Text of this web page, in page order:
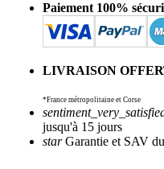
Paiement 100%
LIVRAISON
*France métropolitaine et Corse
jusqu'à 15 jours
starGarantie et SAV